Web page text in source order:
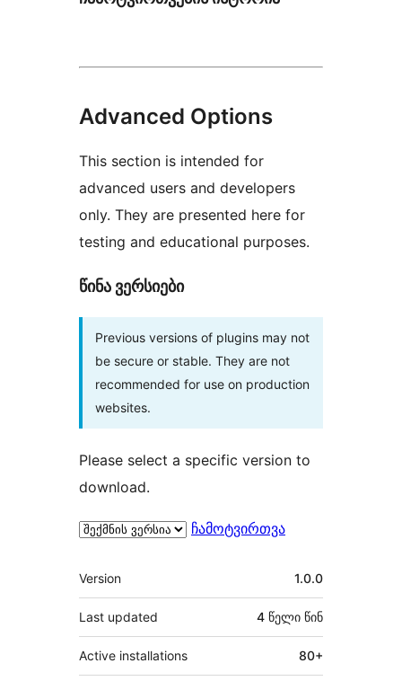
Advanced Options
This section is intended for
advanced users and developers
only. They are presented here for
testing and educational purposes.
წინა ვერსიები
Previous versions of plugins may not
be secure or stable. They are not
recommended for use on production
websites.
Please select a specific version to
download.
ჩამოტვირთვა
მეტა
Version 1.0.0
Last updated 4 წელი წინ
Active installations 80+